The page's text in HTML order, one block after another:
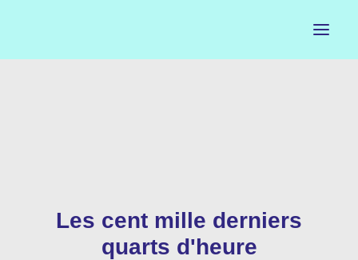
CALENDRIER
Les cent mille derniers
quarts d'heure